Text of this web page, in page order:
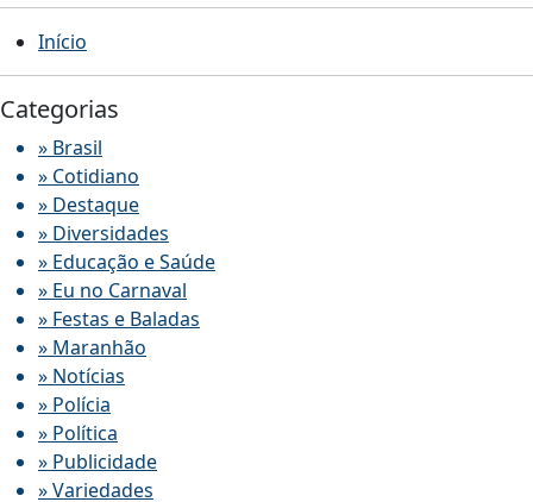
Início
Categorias
» Brasil
» Cotidiano
» Destaque
» Diversidades
» Educação e Saúde
» Eu no Carnaval
» Festas e Baladas
» Maranhão
» Notícias
» Polícia
» Política
» Publicidade
» Variedades